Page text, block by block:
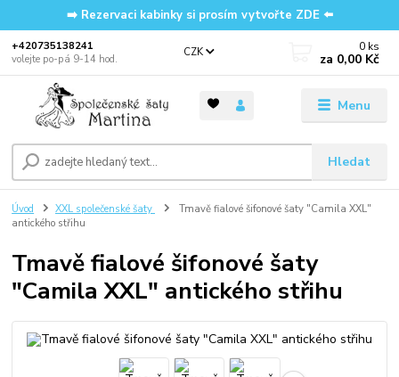
➡️ Rezervaci kabinky si prosím vytvořte ZDE ⬅️
Menu
CZK
Hledat
‭+420735138241
volejte po-pá 9-14 hod.
0 ks
za 0,00 Kč
Úvod XXL společenské šaty
Tmavě fialové šifonové šaty "Camila XXL"
antického střihu
Tmavě fialové šifonové šaty
"Camila XXL" antického střihu